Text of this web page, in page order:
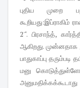
புதிய முறை
கூறியது:இப்ராகிம்
2'‘. பிரசாந்த்,
ஆகிறது. முன்னதாக
பாதுகாப்பு
மனு